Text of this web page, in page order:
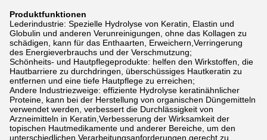
Produktfunktionen
Lederindustrie: Spezielle Hydrolyse von Keratin, Elastin und
Globulin und anderen Verunreinigungen, ohne das Kollagen zu
schädigen, kann für das Enthaarten, Erweichern,Verringerung
des Energieverbrauchs und der Verschmutzung;
Schönheits- und Hautpflegeprodukte: helfen den Wirkstoffen, die
Hautbarriere zu durchdringen, überschüssiges Hautkeratin zu
entfernen und eine tiefe Hautpflege zu erreichen;
Andere Industriezweige: effiziente Hydrolyse keratinähnlicher
Proteine, kann bei der Herstellung von organischen Düngemitteln
verwendet werden, verbessert die Durchlässigkeit von
Arzneimitteln in Keratin,Verbesserung der Wirksamkeit der
topischen Hautmedikamente und anderer Bereiche, um den
unterschiedlichen Verarbeitungsanforderungen gerecht zu